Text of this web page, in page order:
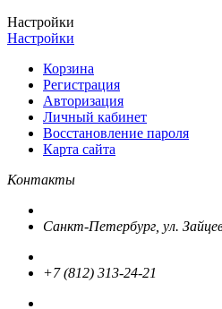
Настройки
Настройки
Корзина
Регистрация
Авторизация
Личный кабинет
Восстановление пароля
Карта сайта
Контакты
Санкт-Петербург, ул.
+7 (812) 313-24-21